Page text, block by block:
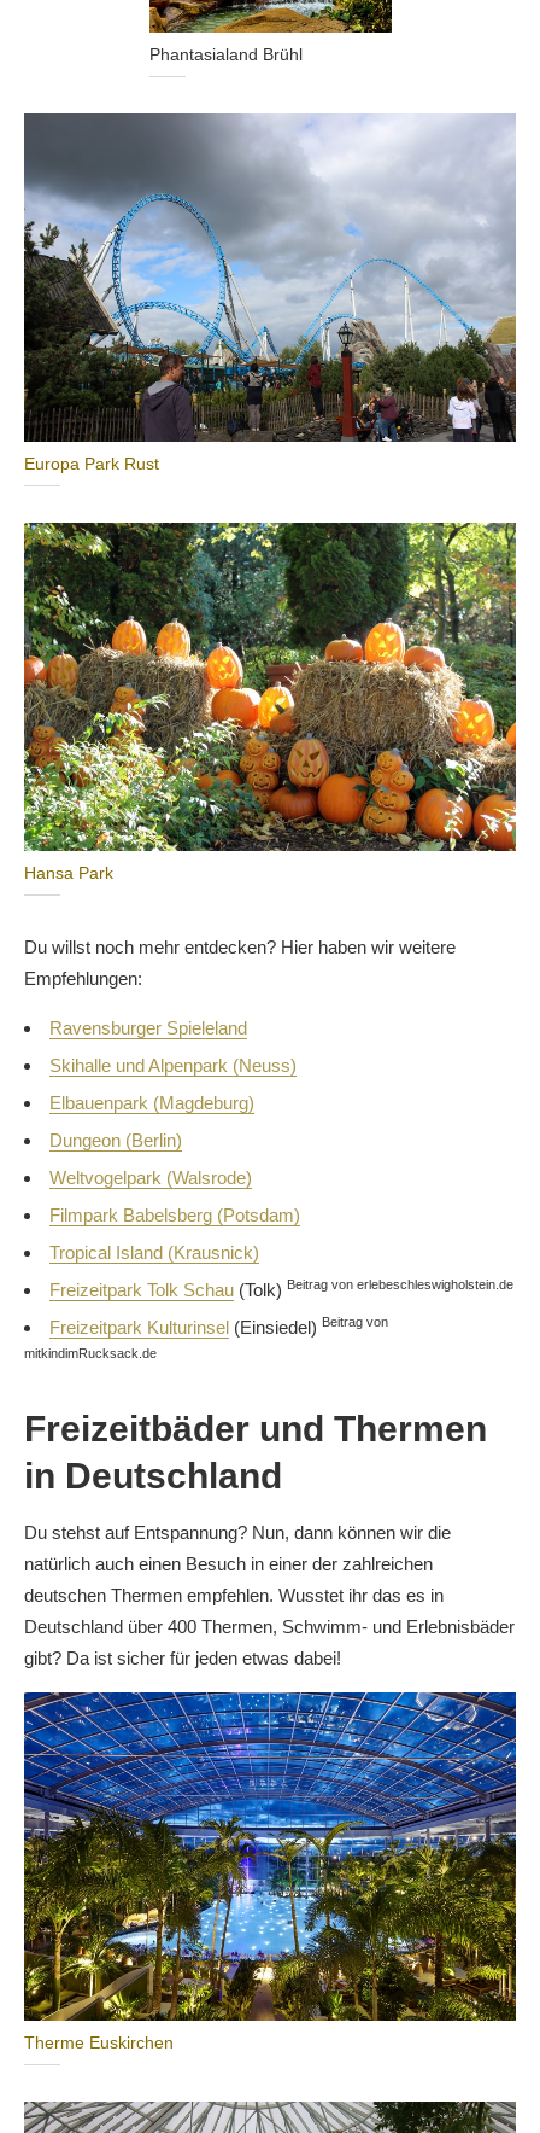
Phantasialand Brühl
Europa Park Rust
Hansa Park
Du willst noch mehr entdecken? Hier haben wir weitere
Empfehlungen:
Ravensburger Spieleland
Skihalle und Alpenpark (Neuss)
Elbauenpark (Magdeburg)
Dungeon (Berlin)
Weltvogelpark (Walsrode)
Filmpark Babelsberg (Potsdam)
Tropical Island (Krausnick)
Freizeitpark Tolk Schau (Tolk) Beitrag von erlebeschleswigholstein.de
Freizeitpark Kulturinsel (Einsiedel) Beitrag von
mitkindimRucksack.de
Freizeitbäder und Thermen
in Deutschland
Du stehst auf Entspannung? Nun, dann können wir die
natürlich auch einen Besuch in einer der zahlreichen
deutschen Thermen empfehlen. Wusstet ihr das es in
Deutschland über 400 Thermen, Schwimm- und Erlebnisbäder
gibt? Da ist sicher für jeden etwas dabei!
Therme Euskirchen